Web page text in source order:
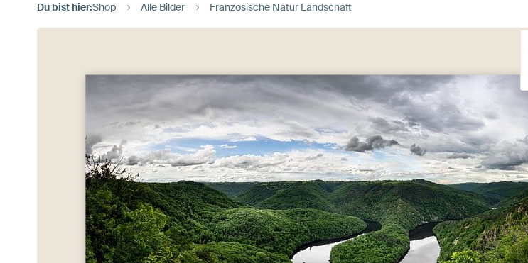
Du bist hier:Shop Alle Bilder Französische Natur Landschaft